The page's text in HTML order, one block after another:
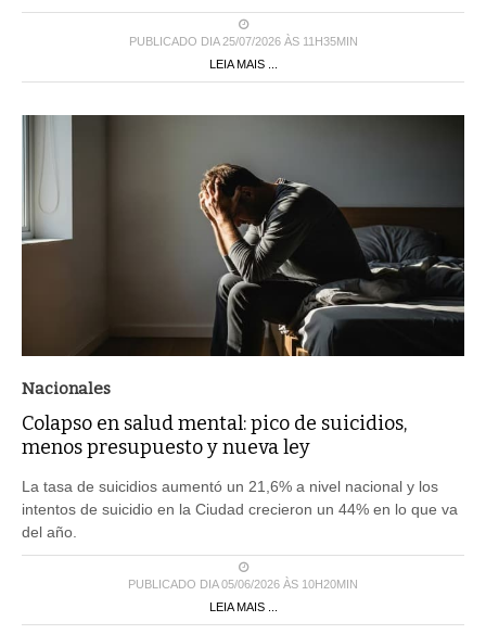
PUBLICADO DIA 25/07/2026 ÀS 11H35MIN
LEIA MAIS ...
Nacionales
Colapso en salud mental: pico de suicidios,
menos presupuesto y nueva ley
La tasa de suicidios aumentó un 21,6% a nivel nacional y los
intentos de suicidio en la Ciudad crecieron un 44% en lo que va
del año.
PUBLICADO DIA 05/06/2026 ÀS 10H20MIN
LEIA MAIS ...